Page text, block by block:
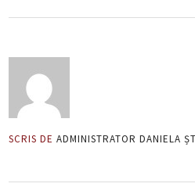
SCRIS DE ADMINISTRATOR DANIELA